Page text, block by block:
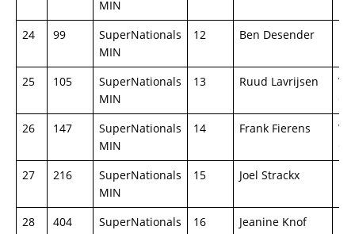
MIN
24
99
SuperNationals
MIN
12 Ben Desender
25 105
SuperNationals
MIN
13 Ruud Lavrijsen
26
147
SuperNationals
MIN
14 Frank Fierens
27
216
SuperNationals
MIN
15 Joel Strackx
28 404
SuperNationals
16 Jeanine Knof